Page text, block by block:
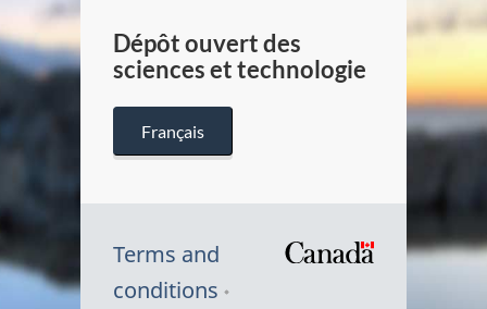
Dépôt ouvert des
sciences et technologie
Français
Terms and
conditions